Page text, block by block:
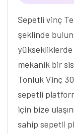
Sepetli vinç
şeklinde
yüksekliklerde
mekanik bir
Tonluk Vinç
sepetli
için bize
sahip sepetli